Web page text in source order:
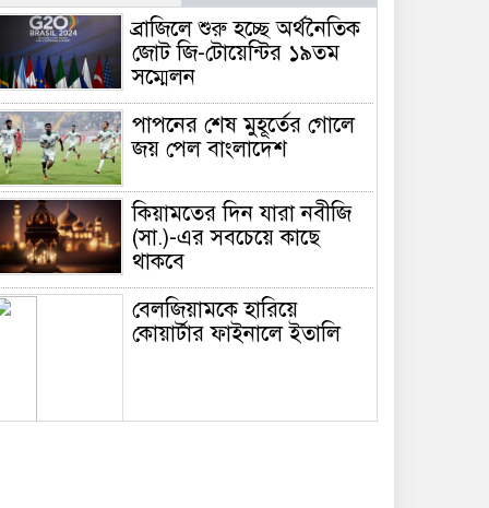
ব্রাজিলে শুরু হচ্ছে অর্থনৈতিক
জোট জি-টোয়েন্টির ১৯তম
সম্মেলন
পাপনের শেষ মুহূর্তের গোলে
জয় পেল বাংলাদেশ
কিয়ামতের দিন যারা নবীজি
(সা.)-এর সবচেয়ে কাছে
থাকবে
বেলজিয়ামকে হারিয়ে
কোয়ার্টার ফাইনালে ইতালি